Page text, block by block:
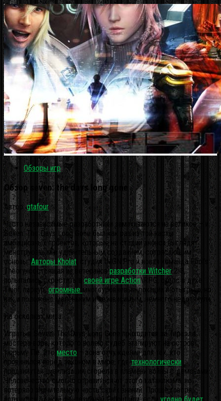
Обзоры игр
Обзор seven: the days long gone
Автор:gtafour ·
Часто независимые разработчики замахиваются на великое – и
Seven: The Days Long Gone был как раз из той касты
амбициозных проектов, которые на стадии анонса выглядят
монструозным и удивительным созданием, сотрясающим
основы. Авторы Kholat , студия IMGN.Pro и новая команда Fool’s
Theory, состоящая из ветерановразработки Witcher2-3,
попытались скрестить в своей игре Action\RPG, стелс в духе
Thief, паркур,огромные многоуровневые локации и отыгрыш, но
как и положено маленьким и независимым, немного недотянули.
На осколках мира
Играть в Seven: The Days Long Gone приходится за Тираэля,
мастера-вора, которого волею судеб этапируют на остров-
тюрьму Пе. Это место – зона отчуждения для тех, кто
провинился перед законом в мире, гдетехнологически
продвинутая цивилизация сгорела в пламени войны с демонами.
Человечество смогло оправиться от этого катаклизма, но
потеряло значительную часть своих знаний. Проще говоря,